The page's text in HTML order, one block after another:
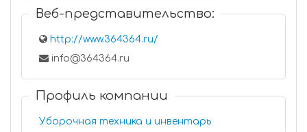
Веб-представительство:
http://www.364364.ru/
info@364364.ru
Профиль компании
Уборочная техника и инвентарь